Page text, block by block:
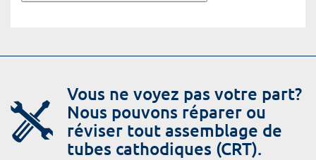
Vous ne voyez pas votre part?
Nous pouvons réparer ou
réviser tout assemblage de
tubes cathodiques (CRT).